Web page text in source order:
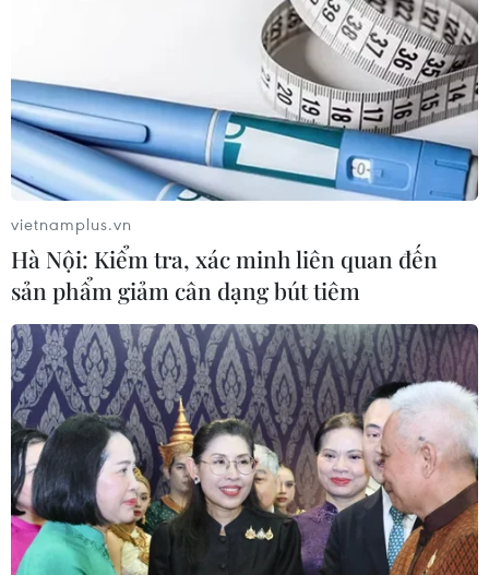
Long An: Phát hiện và tiêu hủy hơn 1 tấn
thịt bẩn làm bò viên
20/11/2016 02:36
Đoàn kiểm tra liên ngành vệ sinh an toàn thực phẩm
huyện Tân Trụ vừa phát hiện trên địa bàn số lượng lớn
thịt bốc mùi hôi thối và tiến hành tiêu hủy hơn 1 tấn thịt
bẩn.
vietnamplus.vn
Hà Nội: Kiểm tra, xác minh liên quan đến
sản phẩm giảm cân dạng bút tiêm